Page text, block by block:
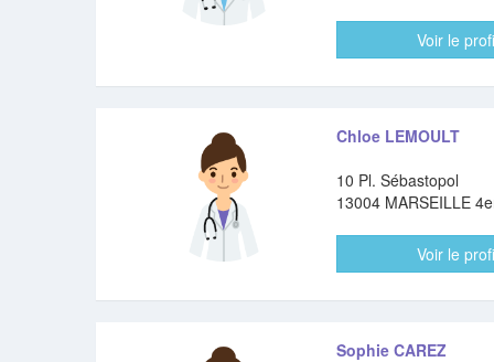
Voir le
Chloe LEMOULT
10 Pl. Sébastopol
13004 MARSEILLE
Voir le
Sophie CAREZ